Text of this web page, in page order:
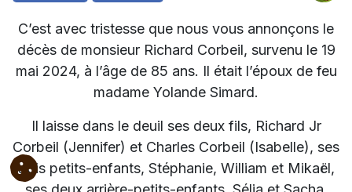
C’est avec tristesse que nous vous annonçons le
décès de monsieur Richard Corbeil, survenu le 19
mai 2024, à l’âge de 85 ans. Il était l’époux de feu
madame Yolande Simard.
Il laisse dans le deuil ses deuxfils, Richard Jr
Corbeil (Jennifer) et Charles Corbeil (Isabelle), ses
trois petits-enfants, Stéphanie, William et Mikaël,